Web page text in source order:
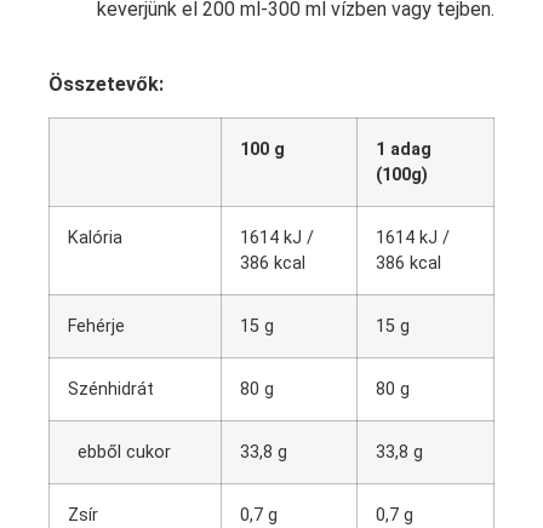
keverjünk el 200 ml-300 ml vízben vagy tejben.
Összetevők:
100 g
1 adag
(100g)
Kalória
1614 kJ /
386 kcal
1614 kJ /
386 kcal
Fehérje 15 g 15 g
Szénhidrát 80 g 80 g
ebből cukor 33,8 g 33,8 g
Zsír 0,7 g 0,7 g